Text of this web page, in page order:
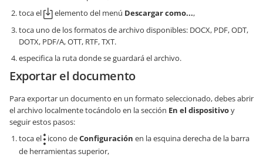
toca el
elemento del menú Descargar como...,
toca uno de los formatos de archivo disponibles: DOCX, PDF, ODT,
DOTX, PDF/A, OTT, RTF, TXT.
especifica la ruta donde se guardará el archivo.
Exportar el documento
Para exportar un documento en un formato seleccionado, debes abrir
el archivo localmente tocándolo en la sección En el dispositivoy
seguir estos pasos:
toca el
icono deConfiguración en la esquina derecha de la barra
de herramientas superior,